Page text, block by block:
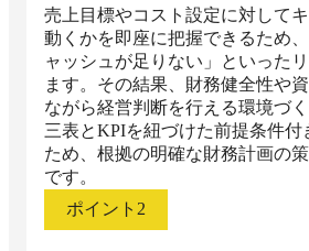
売上目標やコスト設定に対して
動くかを即座に把握できるため
ャッシュが足りない」といった
ます。その結果、財務健全性や
ながら経営判断を行える環境づ
三表とKPIを紐づけた前提条件付
ため、根拠の明確な財務計画の
です。
ポイント 2